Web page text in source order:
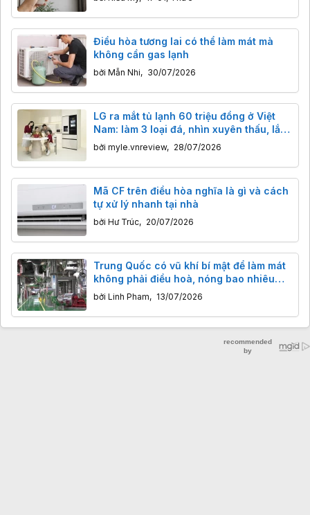
Điều hòa tương lai có thể làm mát mà
không cần gas lạnh
bởi Mẫn Nhi, 30/07/2026
LG ra mắt tủ lạnh 60 triệu đồng ở Việt
Nam: làm 3 loại đá, nhìn xuyên thấu, lắp
âm tủ bếp vẫn mở thoải mái
bởi myle.vnreview, 28/07/2026
Mã CF trên điều hòa nghĩa là gì và cách
tự xử lý nhanh tại nhà
bởi Hư Trúc, 20/07/2026
Trung Quốc có vũ khí bí mật để làm mát
không phải điều hoà, nóng bao nhiêu
cũng cân được
bởi Linh Pham, 13/07/2026